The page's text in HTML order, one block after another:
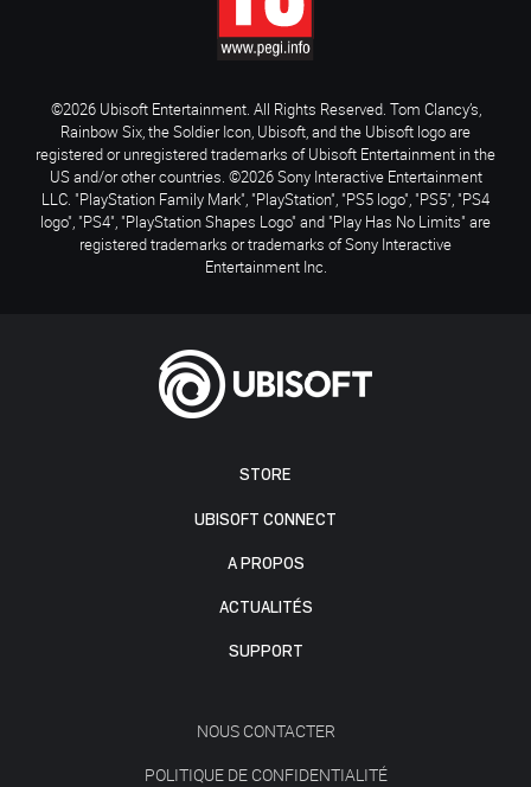
STORE
UBISOFT CONNECT
A PROPOS
ACTUALITÉS
SUPPORT
NOUS CONTACTER
POLITIQUE DE CONFIDENTIALITÉ
©2026 Ubisoft Entertainment. All Rights Reserved. Tom Clancy’s,
Rainbow Six, the Soldier Icon, Ubisoft, and the Ubisoft logo are
registered or unregistered trademarks of Ubisoft Entertainment in the
US and/or other countries. ©2026 Sony Interactive Entertainment
LLC. "PlayStation Family Mark", "PlayStation", "PS5 logo", "PS5", "PS4
logo", "PS4", "PlayStation Shapes Logo" and "Play Has No Limits" are
registered trademarks or trademarks of Sony Interactive
Entertainment Inc.